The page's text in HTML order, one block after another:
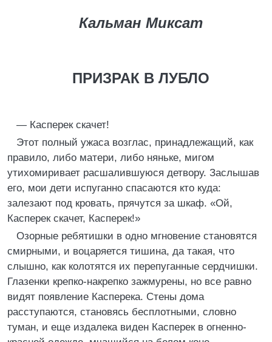
Кальман Миксат
ПРИЗРАК В ЛУБЛО
― Касперек скачет!
Этот полный ужаса возглас, принадлежащий, как
правило, либо матери, либо няньке, мигом
утихомиривает расшалившуюся детвору. Заслышав
его, мои дети испуганно спасаются кто куда:
залезают под кровать, прячутся за шкаф. «Ой,
Касперек скачет, Касперек!»
Озорные ребятишки в одно мгновение становятся
смирными, и воцаряется тишина, да такая, что
слышно, как колотятся их перепуганные сердчишки.
Глазенки крепко-накрепко зажмурены, но все равно
видят появление Касперека. Стены дома
расступаются, становясь бесплотными, словно
туман, и еще издалека виден Касперек в огненно-